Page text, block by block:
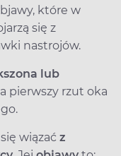
które w
się z
nastrojów.
lub
pierwszy rzut oka
wiązać z